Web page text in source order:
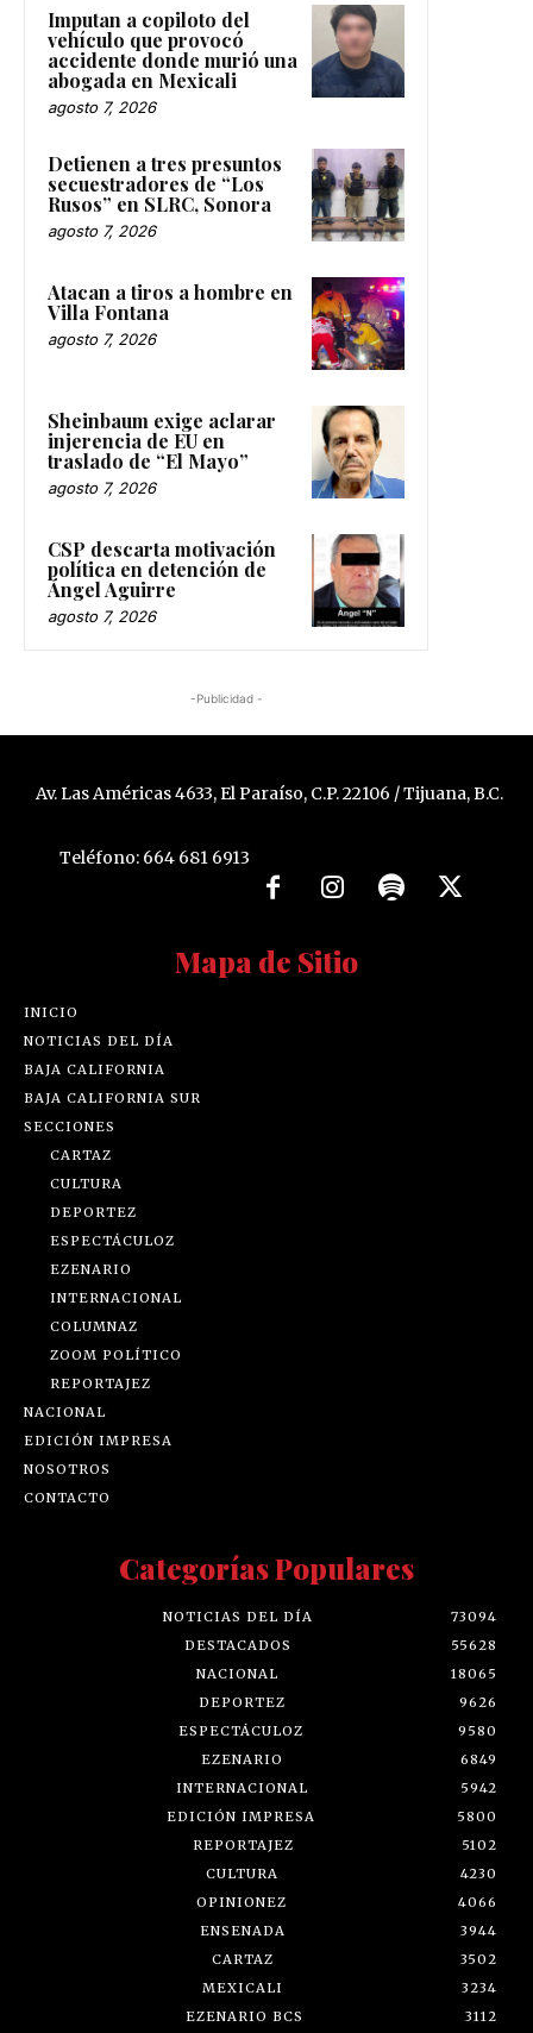
Imputan a copiloto del
vehículo que provocó
accidente donde murió una
abogada en Mexicali
agosto 7, 2026
Detienen a tres presuntos
secuestradores de “Los
Rusos” en SLRC, Sonora
agosto 7, 2026
Atacan a tiros a hombre en
Villa Fontana
agosto 7, 2026
Sheinbaum exige aclarar
injerencia de EU en
traslado de “El Mayo”
agosto 7, 2026
CSP descarta motivación
política en detención de
Ángel Aguirre
agosto 7, 2026
-Publicidad -
Av. Las Américas 4633, El Paraíso, C.P. 22106 / Tijuana, B.C.
Teléfono: 664 681 6913
Mapa de Sitio
INICIO
NOTICIAS DEL DÍA
BAJA CALIFORNIA
BAJA CALIFORNIA SUR
SECCIONES
CARTAZ
CULTURA
DEPORTEZ
ESPECTÁCULOZ
EZENARIO
INTERNACIONAL
COLUMNAZ
ZOOM POLÍTICO
REPORTAJEZ
NACIONAL
EDICIÓN IMPRESA
NOSOTROS
CONTACTO
Categorías Populares
NOTICIAS DEL DÍA
73094
DESTACADOS
55628
NACIONAL
18065
DEPORTEZ
9626
ESPECTÁCULOZ
9580
EZENARIO
6849
INTERNACIONAL
5942
EDICIÓN IMPRESA
5800
REPORTAJEZ
5102
CULTURA
4230
OPINIONEZ
4066
ENSENADA
3944
CARTAZ
3502
MEXICALI
3234
EZENARIO BCS
3112